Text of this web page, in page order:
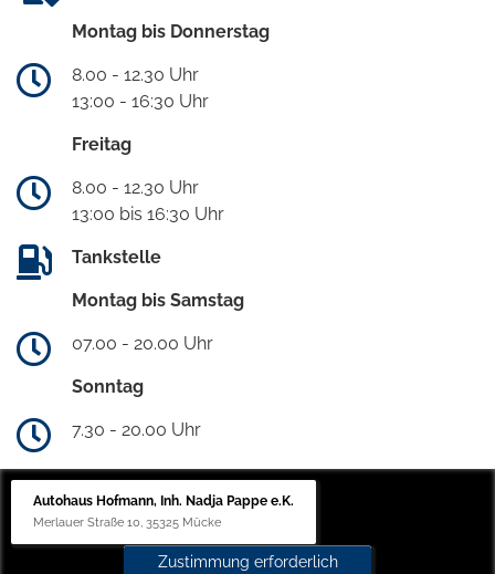
Montag bis Donnerstag
8.00 - 12.30 Uhr
13:00 - 16:30 Uhr
Freitag
8.00 - 12.30 Uhr
13:00 bis 16:30 Uhr
Tankstelle
Montag bis Samstag
07.00 - 20.00 Uhr
Sonntag
7.30 - 20.00 Uhr
Autohaus Hofmann, Inh. Nadja Pappe e.K.
Merlauer Straße 10, 35325 Mücke
Zustimmung erforderlich